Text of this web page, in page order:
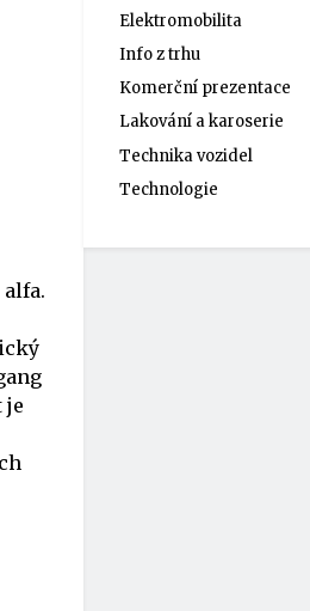
je
Elektromobilita
Info z trhu
Komerční prezentace
Lakování a karoserie
Technika vozidel
Technologie